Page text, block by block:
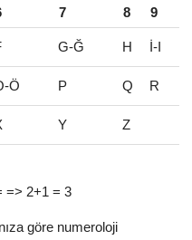
7 8 9
G-Ğ H İ-I
Ö P Q R
Y Z
=> 2+1 = 3
göre numeroloji